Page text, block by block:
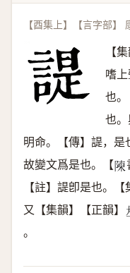
【酉集上】【言字部
【
嗜
也
也
明命。【傳】諟，是
故變文爲是也。【𨻰
【註】諟卽是也。【
又【集韻】【正韻】
。